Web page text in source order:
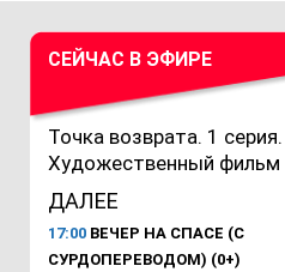
СЕЙЧАС В ЭФИРЕ
Точка возврата. 1 серия.
Художественный фильм
ДАЛЕЕ
17:00 ВЕЧЕР НА СПАСЕ (С
СУРДОПЕРЕВОДОМ) (0+)